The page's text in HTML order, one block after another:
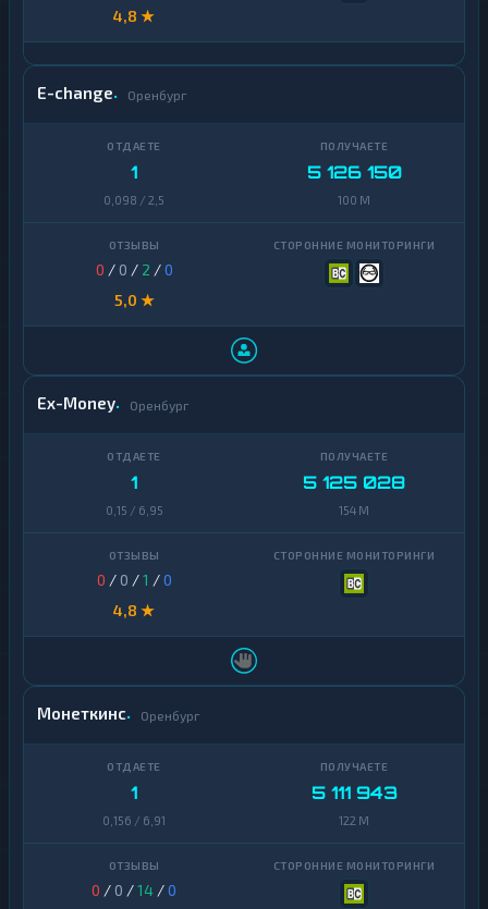
4,8 ★
E-change Оренбург
1
0,098 / 2,5
5 126 150
100 M
0 / 0 / 2 /0
5,0 ★
Ex-Money Оренбург
1
0,15 / 6,95
5 125 028
154 M
0 / 0 /1 /0
4,8 ★
Монеткинс Оренбург
1
0,156 / 6,91
5 111 943
122 M
0 / 0 /14 /0